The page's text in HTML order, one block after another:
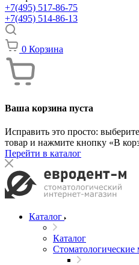
+7(495) 517-86-75
+7(495) 514-86-13
0 Корзина
Ваша корзина пуста
Исправить это просто:
товар и нажмите кнопку «В
Перейти в каталог
Каталог
Каталог
Стоматологические